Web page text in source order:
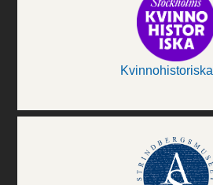
Kvinnohistoriska